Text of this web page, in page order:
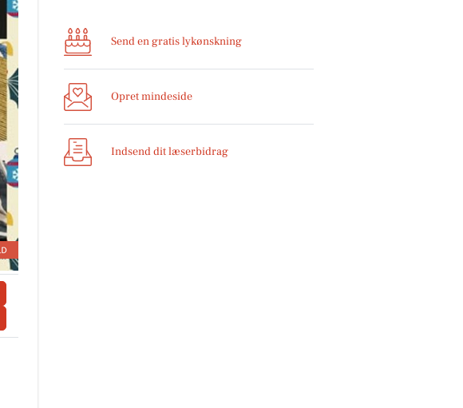
Send en gratis lykønskning
Opret mindeside
Indsend dit læserbidrag